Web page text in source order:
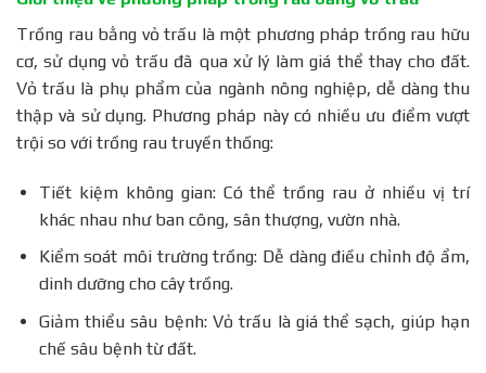
Trồng rau bằng vỏ trấu là một phương pháp trồng rau hữu
cơ, sử dụng vỏ trấu đã qua xử lý làm giá thể thay cho đất.
Vỏ trấu là phụ phẩm của ngành nông nghiệp, dễ dàng thu
thập và sử dụng. Phương pháp này có nhiều ưu điểm vượt
trội so với trồng rau truyền thống:
Tiết kiệm không gian: Có thể trồng rau ở nhiều vị trí
khác nhau như ban công, sân thượng, vườn nhà.
Kiểm soát môi trường trồng: Dễ dàng điều chỉnh độ ẩm,
dinh dưỡng cho cây trồng.
Giảm thiểu sâu bệnh: Vỏ trấu là giá thể sạch, giúp hạn
chế sâu bệnh từ đất.